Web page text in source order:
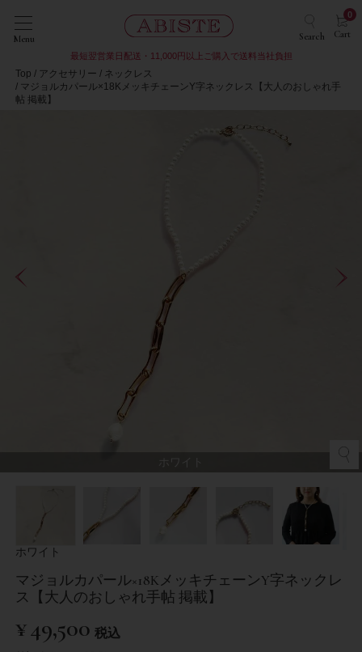
Menu Search Cart
0
最短翌営業日配送・11,000円以上ご購入で送料当社負担
Top アクセサリー
ネックレス
マジョルカパール×18KメッキチェーンY字ネックレス【大人のおしゃれ手
帖 掲載】
ホワイト
ホワイト
マジョルカパール×18KメッキチェーンY字ネックレ
ス【大人のおしゃれ手帖 掲載】
¥49,500 税込